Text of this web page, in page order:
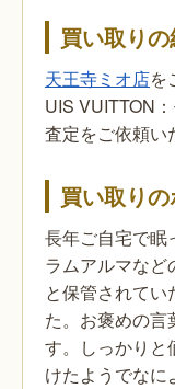
買い取り
天王寺ミオ店を
UIS VUITTON
査定をご依頼い
買い取り
長年ご自宅で眠
ラムアルマなど
と保管されて
た。お褒めの言
す。しっかりと
けたようでなに